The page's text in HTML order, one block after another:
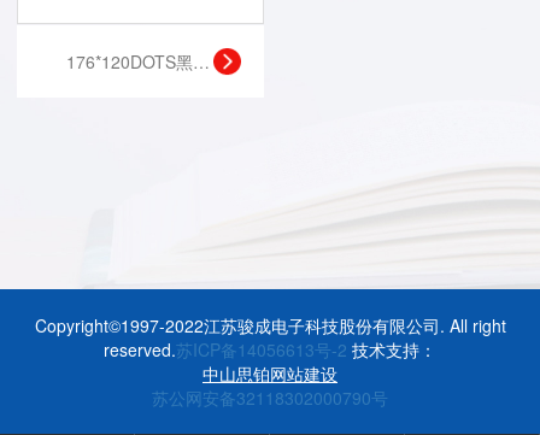
176*120DOTS黑白液晶显示模块
Copyright©1997-2022江苏骏成电子科技股份有限公司. All right
reserved.苏ICP备14056613号-2 技术支持：
中山思铂网站建设
苏公网安备32118302000790号